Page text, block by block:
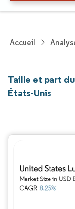
Accueil
Taille et part
États-Unis